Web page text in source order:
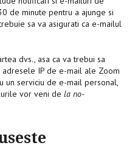
de minute pentru a ajunge si
sa va asigurati ca e-mailul
dvs., asa ca va trebui sa
IP de e-mail ale Zoom
un serviciu de e-mail personal,
vor veni de la no-